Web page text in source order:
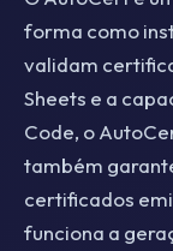
forma como
validam
Sheets e a
Code, o
também
certificados
funciona a